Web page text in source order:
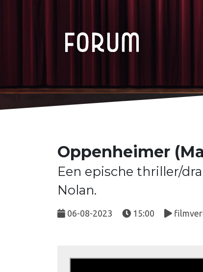
Oppenheimer
Een epische thriller/
Nolan.
06-08-2023 15:00